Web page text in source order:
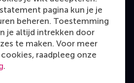
pagina kun je je
beheren. Toestemming
je altijd intrekken door
te maken. Voor meer
raadpleeg onze
.